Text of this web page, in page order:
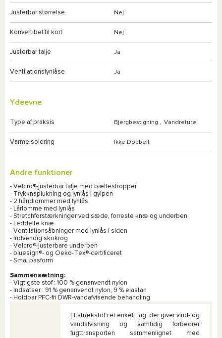
Justerbar størrelse Nej
Konvertibel til kort Nej
Justerbar talje Ja
Ventilationslynlåse Ja
Ydeevne
Type af praksis Bjergbestigning , Vandreture
Varmeisolering Ikke Dobbelt
Andre funktioner
- Velcro®-justerbar talje med bæltestropper
- Trykknaplukning og lynlås i gylpen
- 2 håndlommer med lynlås
- Lårlomme med lynlås
- Stretchforstærkninger ved sæde, forreste knæ og underben
- Leddelte knæ
- Ventilationsåbninger med lynlås i siden
- Indvendig skokrog
- Velcro®-justerbare underben
- bluesign®- og Oeko-Tex®-certificeret
- Smal pasform
Sammensætning:
- Vigtigste stof : 100 % genanvendt nylon
- Indsatser : 91 % genanvendt nylon, 9 % elastan
- Holdbar PFC-fri DWR-vandafvisende behandling
Et strækstof i et enkelt lag, der giver vind- og
vandafvisning og samtidig forbedrer
fugttransporten sammenlignet med